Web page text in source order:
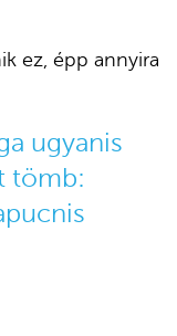
ez, épp annyira
ugyanis
tömb: